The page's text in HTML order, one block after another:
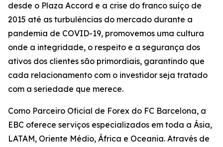
desde o Plaza Accord e a crise do franco suíço de
2015 até as turbulências do mercado durante a
pandemia de COVID-19, promovemos uma cultura
onde a integridade, o respeito e a segurança dos
ativos dos clientes são primordiais, garantindo que
cada relacionamento com o investidor seja tratado
com a seriedade que merece.
Como Parceiro Oficial de Forex do FC Barcelona, a
EBC oferece serviços especializados em toda a Ásia,
LATAM, Oriente Médio, África e Oceania. Através de